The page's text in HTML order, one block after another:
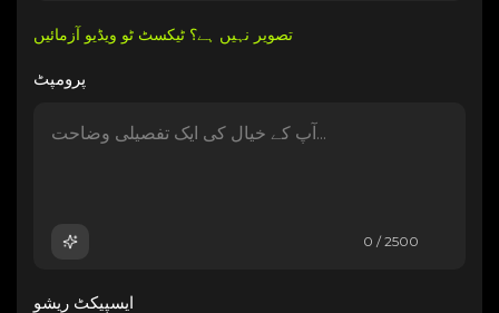
تصویر نہیں ہے؟ ٹیکسٹ ٹو ویڈیو آزمائیں
پرومپٹ
0 / 2500
ایسپیکٹ ریشو